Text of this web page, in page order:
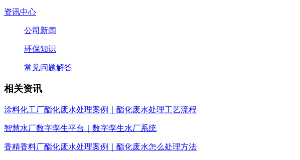
资讯中心
公司新闻
环保知识
常见问题解答
相关资讯
涂料化工厂酯化废水处理案例｜酯化废水处理工艺流程
智慧水厂数字孪生平台｜数字孪生水厂系统
香精香料厂酯化废水处理案例｜酯化废水怎么处理方法